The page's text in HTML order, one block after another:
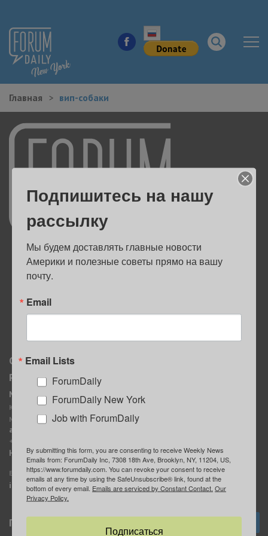
КУДА ПОЙТИ В ГОРОДЕ
ЗДОРОВЬЕ
РАБОТА И БИЗНЕС
ЖИЛЬЕ
ОБРАЗОВАНИЕ
Главная вип-собаки
О нас
Реклама
MediaKit
Контактное лицо:
Марина Баранчук
ad@forumdaily.com
+1 347-604-1261
Наши рекламодатели
E-mail редакции:
info@forumdaily.com
Группа “ИЩУ СОВЕТА”
ForumDaily
Подписка
Подпишитесь на нашу
рассылку
Мы будем доставлять главные новости
Америки и полезные советы прямо на вашу
почту.
Email
Email Lists
ForumDaily
ForumDaily New York
Job with ForumDaily
By submitting this form, you are consenting to receive Weekly News
Emails from: ForumDaily Inc, 7308 18th Ave, Brooklyn, NY, 11204, US,
https://www.forumdaily.com. You can revoke your consent to receive
emails at any time by using the SafeUnsubscribe® link, found at the
bottom of every email. Emails are serviced by Constant Contact. Our
Privacy Policy.
Подписаться